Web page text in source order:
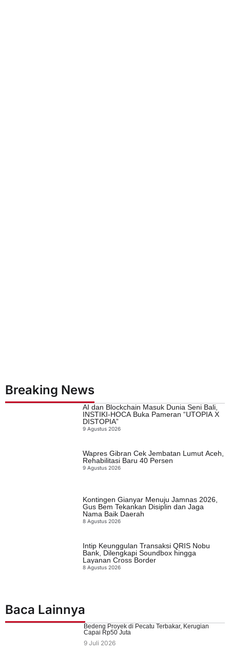
Breaking News
AI dan Blockchain Masuk Dunia Seni Bali,
INSTIKI-HOCA Buka Pameran “UTOPIA X
DISTOPIA”
9 Agustus 2026
Wapres Gibran Cek Jembatan Lumut Aceh,
Rehabilitasi Baru 40 Persen
9 Agustus 2026
Kontingen Gianyar Menuju Jamnas 2026,
Gus Bem Tekankan Disiplin dan Jaga
Nama Baik Daerah
8 Agustus 2026
Intip Keunggulan Transaksi QRIS Nobu
Bank, Dilengkapi Soundbox hingga
Layanan Cross Border
8 Agustus 2026
Baca Lainnya
Bedeng Proyek di Pecatu Terbakar, Kerugian
Capai Rp50 Juta
9 Juli 2026